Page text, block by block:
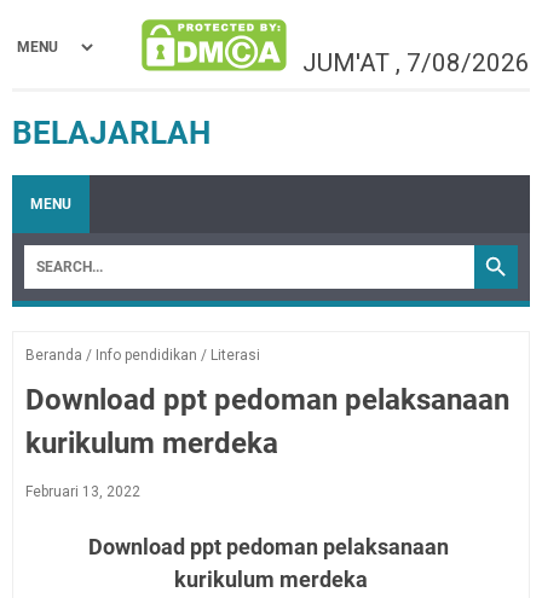
JUM'AT , 7/08/2026
BELAJARLAH
MENU
Beranda / Info pendidikan / Literasi
Download ppt pedoman pelaksanaan
kurikulum merdeka
Februari 13, 2022
Download ppt pedoman pelaksanaan
kurikulum merdeka